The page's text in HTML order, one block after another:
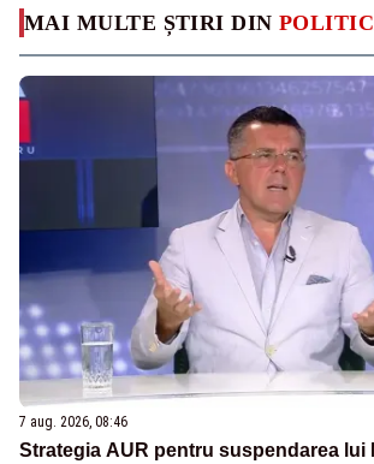
MAI MULTE ȘTIRI DIN
7 aug. 2026, 08:46
Strategia AUR pentru suspendarea lui